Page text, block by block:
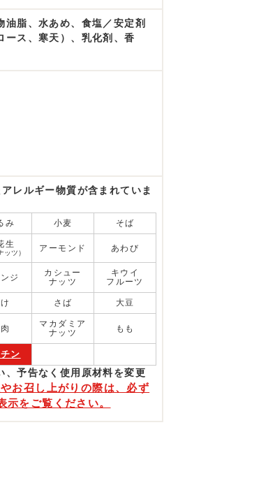
油脂、水あめ、食塩／安定剤
ース、寒天）、乳化剤、香
レルギー物質が含まれていま
み 小麦 そば
生
ッツ） アーモンド あわび
ジ
カシュー
ナッツ
キウイ
フルーツ
さば 大豆
マカダミア
ナッツ
もも
ン
、予告なく使⽤原材料を変更
お召し上がりの際は、必ず
をご覧ください。